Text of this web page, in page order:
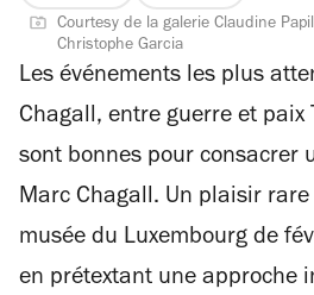
Courtesy de la galerie Claudine
Christophe Garcia
Les événements les plus
Chagall, entre guerre et paix
sont bonnes pour consacrer
Marc Chagall. Un plaisir rare
musée du Luxembourg de
en prétextant une approche